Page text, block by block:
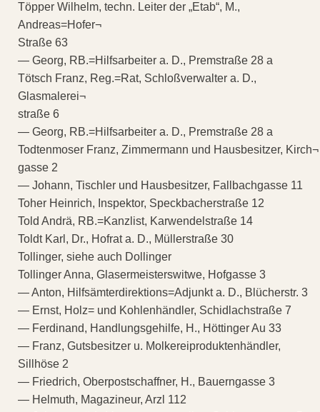
Töpper Wilhelm, techn. Leiter der „Etab“, M.,
Andreas=Hofer¬
Straße 63
— Georg, RB.=Hilfsarbeiter a. D., Premstraße 28 a
Tötsch Franz, Reg.=Rat, Schloßverwalter a. D.,
Glasmalerei¬
straße 6
— Georg, RB.=Hilfsarbeiter a. D., Premstraße 28 a
Todtenmoser Franz, Zimmermann und Hausbesitzer, Kirch¬
gasse 2
— Johann, Tischler und Hausbesitzer, Fallbachgasse 11
Toher Heinrich, Inspektor, Speckbacherstraße 12
Told Andrä, RB.=Kanzlist, Karwendelstraße 14
Toldt Karl, Dr., Hofrat a. D., Müllerstraße 30
Tollinger, siehe auch Dollinger
Tollinger Anna, Glasermeisterswitwe, Hofgasse 3
— Anton, Hilfsämterdirektions=Adjunkt a. D., Blücherstr. 3
— Ernst, Holz= und Kohlenhändler, Schidlachstraße 7
— Ferdinand, Handlungsgehilfe, H., Höttinger Au 33
— Franz, Gutsbesitzer u. Molkereiproduktenhändler,
Sillhöse 2
— Friedrich, Oberpostschaffner, H., Bauerngasse 3
— Helmuth, Magazineur, Arzl 112